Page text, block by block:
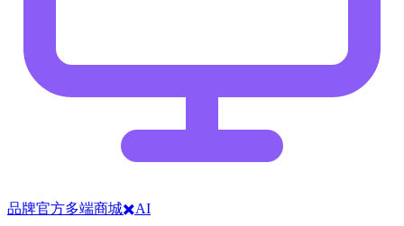
品牌官方多端商城✖️AI